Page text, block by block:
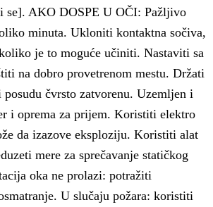
se]. AKO DOSPE U OČI: Pažljivo
minuta. Ukloniti kontaktna sočiva,
je to moguće učiniti. Nastaviti sa
na dobro provetrenom mestu. Držati
čvrsto zatvorenu. Uzemljen i
i oprema za prijem. Koristiti elektro
da izazove eksploziju. Koristiti alat
mere za sprečavanje statičkog
oka ne prolazi: potražiti
U slučaju požara: koristiti